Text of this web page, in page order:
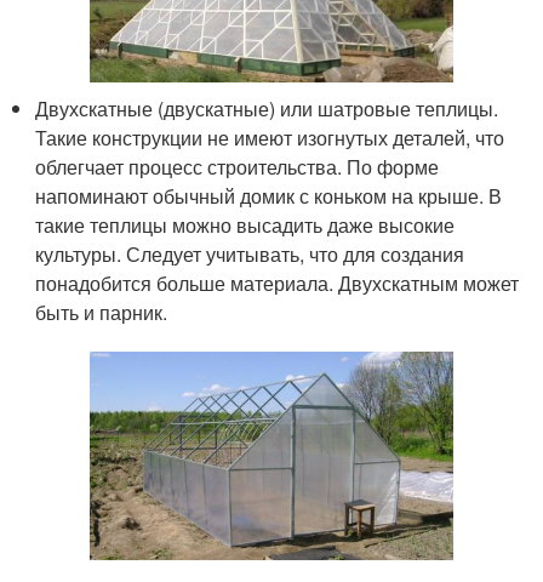
Двухскатные (двускатные) или шатровые теплицы.
Такие конструкции не имеют изогнутых деталей, что
облегчает процесс строительства. По форме
напоминают обычный домик с коньком на крыше. В
такие теплицы можно высадить даже высокие
культуры. Следует учитывать, что для создания
понадобится больше материала. Двухскатным может
быть и парник.